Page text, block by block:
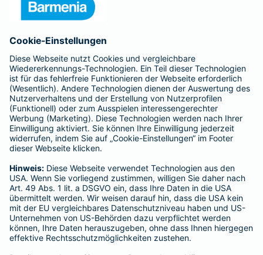
Affiliate-Partner werden
Barmenia ist Teil der BarmeniaGothaer
BELIEBTE SEITEN
Kranken-Zusatzversicherung
Tierversicherungen
Haftpflichtversicherung
Hausratversicherung
SERVICE
Adresse ändern
Schaden melden
Kilometerstandsmeldung
Serviceübersicht